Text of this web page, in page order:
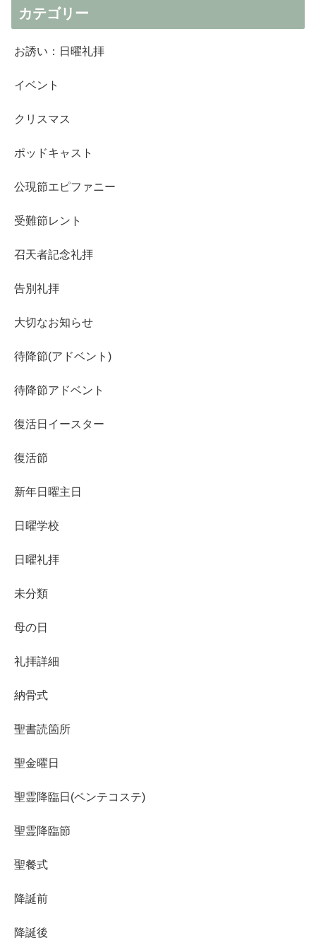
カテゴリー
お誘い：日曜礼拝
イベント
クリスマス
ポッドキャスト
公現節エピファニー
受難節レント
召天者記念礼拝
告別礼拝
大切なお知らせ
待降節(アドベント)
待降節アドベント
復活日イースター
復活節
新年日曜主日
日曜学校
日曜礼拝
未分類
母の日
礼拝詳細
納骨式
聖書読箇所
聖金曜日
聖霊降臨日(ペンテコステ)
聖霊降臨節
聖餐式
降誕前
降誕後